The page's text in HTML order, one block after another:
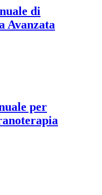
di
Avanzata
per